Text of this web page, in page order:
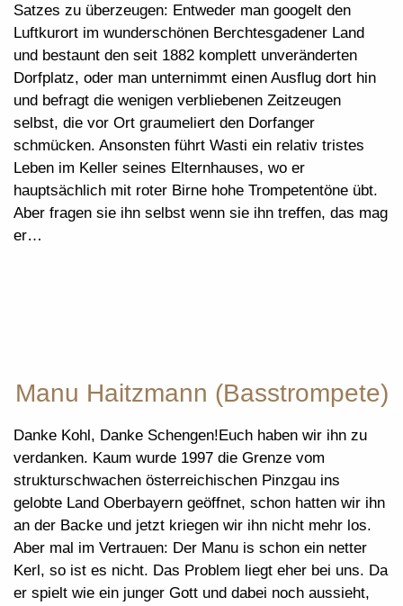
Satzes zu überzeugen: Entweder man googelt den
Luftkurort im wunderschönen Berchtesgadener Land
und bestaunt den seit 1882 komplett unveränderten
Dorfplatz, oder man unternimmt einen Ausflug dort hin
und befragt die wenigen verbliebenen Zeitzeugen
selbst, die vor Ort graumeliert den Dorfanger
schmücken. Ansonsten führt Wasti ein relativ tristes
Leben im Keller seines Elternhauses, wo er
hauptsächlich mit roter Birne hohe Trompetentöne übt.
Aber fragen sie ihn selbst wenn sie ihn treffen, das mag
er…
Manu Haitzmann (Basstrompete)
Danke Kohl, Danke Schengen!Euch haben wir ihn zu
verdanken. Kaum wurde 1997 die Grenze vom
strukturschwachen österreichischen Pinzgau ins
gelobte Land Oberbayern geöffnet, schon hatten wir ihn
an der Backe und jetzt kriegen wir ihn nicht mehr los.
Aber mal im Vertrauen: Der Manu is schon ein netter
Kerl, so ist es nicht. Das Problem liegt eher bei uns. Da
er spielt wie ein junger Gott und dabei noch aussieht,